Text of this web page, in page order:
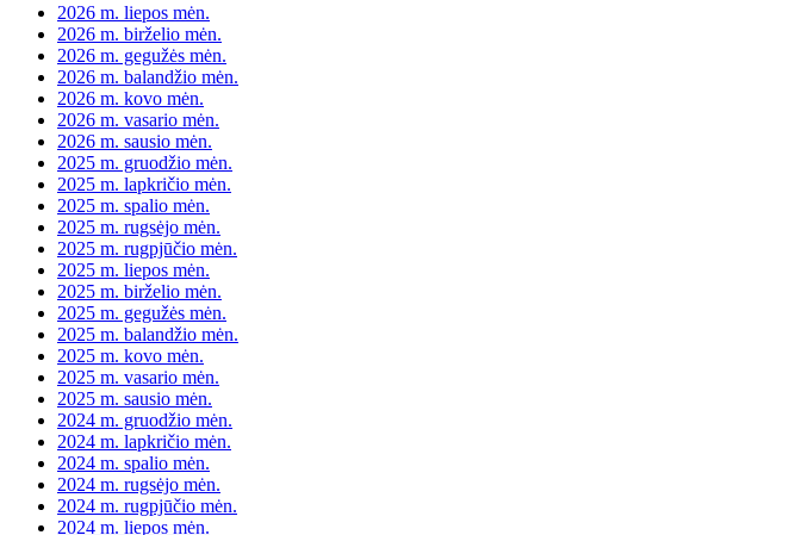
2026 m. liepos mėn.
2026 m. birželio mėn.
2026 m. gegužės mėn.
2026 m. balandžio mėn.
2026 m. kovo mėn.
2026 m. vasario mėn.
2026 m. sausio mėn.
2025 m. gruodžio mėn.
2025 m. lapkričio mėn.
2025 m. spalio mėn.
2025 m. rugsėjo mėn.
2025 m. rugpjūčio mėn.
2025 m. liepos mėn.
2025 m. birželio mėn.
2025 m. gegužės mėn.
2025 m. balandžio mėn.
2025 m. kovo mėn.
2025 m. vasario mėn.
2025 m. sausio mėn.
2024 m. gruodžio mėn.
2024 m. lapkričio mėn.
2024 m. spalio mėn.
2024 m. rugsėjo mėn.
2024 m. rugpjūčio mėn.
2024 m. liepos mėn.